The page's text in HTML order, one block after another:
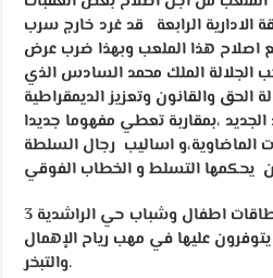
الادارية الرابعة قد غرد خارج سرب
اصلاح هذا الملعب وبهذا ضرب عرض
الملك محمد السادس الذي
والقانون وتعزيز الديمقراطية
،بمقاربة تعطي مفهوما جديدا
الماضاوية،و اساليب رجال السلطة
يحكمها التسلط و الخطاب الفوقي
وبهذه الافعال ستظل طاقات اطفال وشباب حي الراشدية 3
عليها في مهب رياح الإهمال
والتبخر.